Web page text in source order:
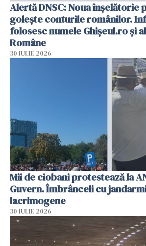
Alertă DNSC: Noua înșelătorie
golește conturile românilor.
folosesc numele Ghișeul.ro și
Române
30 IULIE 2026
Mii de ciobani protestează la
Guvern. Îmbrânceli cu
lacrimogene
30 IULIE 2026